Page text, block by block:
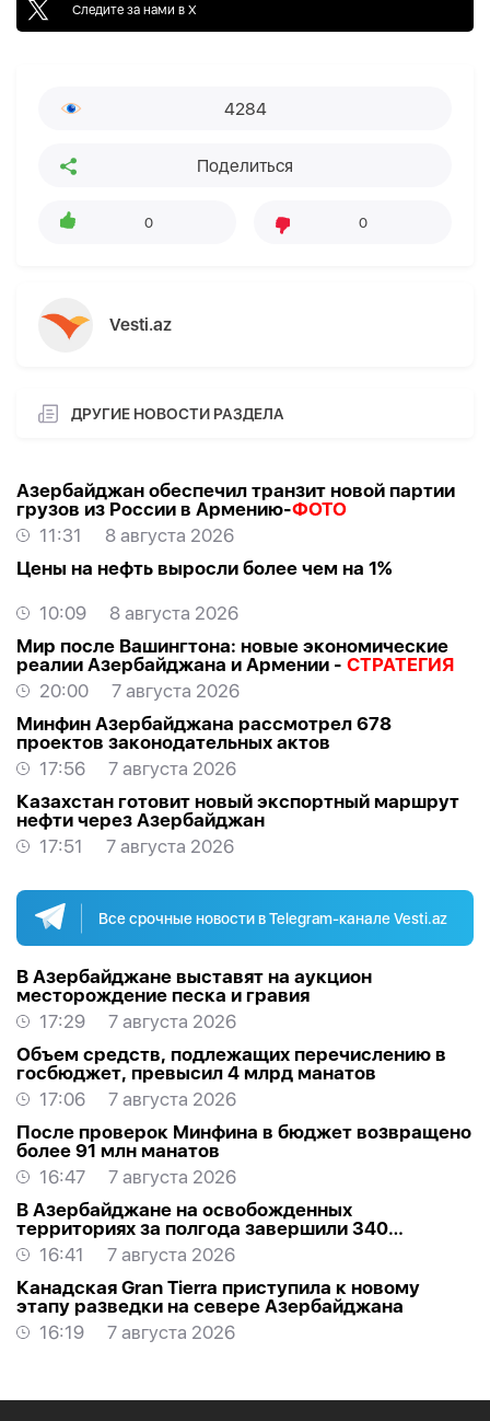
Следите за нами в X
4284
Поделиться
0 0
Vesti.az
ДРУГИЕ НОВОСТИ РАЗДЕЛА
Азербайджан обеспечил транзит новой партии
грузов из России в Армению-ФОТО
11:31
8 августа 2026
Цены на нефть выросли более чем на 1%
10:09
8 августа 2026
Мир после Вашингтона: новые экономические
реалии Азербайджана и Армении - СТРАТЕГИЯ
20:00
7 августа 2026
Минфин Азербайджана рассмотрел 678
проектов законодательных актов
17:56
7 августа 2026
Казахстан готовит новый экспортный маршрут
нефти через Азербайджан
17:51
7 августа 2026
Все срочные новости в Telegram-канале Vesti.az
В Азербайджане выставят на аукцион
месторождение песка и гравия
17:29
7 августа 2026
Объем средств, подлежащих перечислению в
госбюджет, превысил 4 млрд манатов
17:06
7 августа 2026
После проверок Минфина в бюджет возвращено
более 91 млн манатов
16:47
7 августа 2026
В Азербайджане на освобожденных
территориях за полгода завершили 340
проектов
16:41
7 августа 2026
Канадская Gran Tierra приступила к новому
этапу разведки на севере Азербайджана
16:19
7 августа 2026